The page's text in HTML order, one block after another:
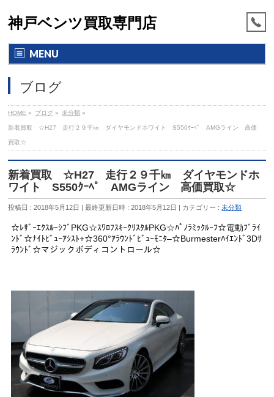
神戸ベンツ買取専門店
MENU
ブログ
HOME » ブログ » 未分類 »
新着買取 ☆H27 走行２９千㎞ ダイヤモンドホワイト S550ｸｰﾍﾟ AMGライン 高価
買取☆
新着買取 ☆H27 走行２９千㎞ ダイヤモンドホ
ワイト S550ｸｰﾍﾟ AMGライン 高価買取☆
投稿日 : 2018年5月12日 最終更新日時 : 2018年5月12日 カテゴリー :未分類
☆ﾚｻﾞｰｴｸｽﾙｰｼﾌﾞPKG☆ｽﾜﾛﾌｽｷｰｸﾘｽﾀﾙPKG☆ﾊﾟﾉﾗﾐｯｸﾙｰﾌ☆電動ﾌﾞﾗｲ
ﾝﾄﾞ☆ﾅｲﾄﾋﾞｭｰｱｼｽﾄ+☆360°ｱﾗｳﾝﾄﾞﾋﾞｭｰﾓﾆﾀ–☆Burmesterﾊｲｴﾝﾄﾞ3Dｻ
ﾗｳﾝﾄﾞ☆マジックボディコントロール☆